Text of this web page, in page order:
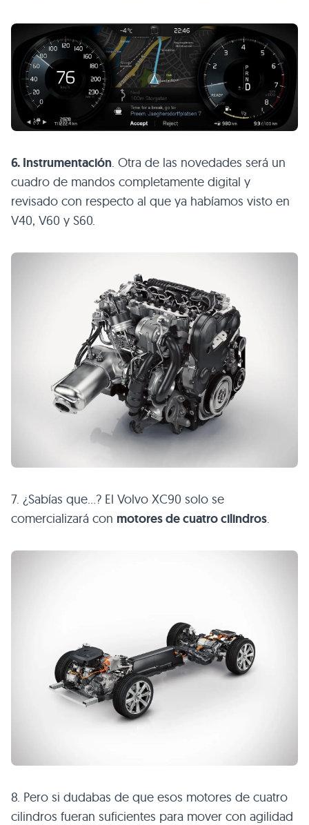
6. Instrumentación. Otra de las novedades será un
cuadro de mandos completamente digital y
revisado con respecto al que ya habíamos visto en
V40, V60 y S60.
7. ¿Sabías que…? El Volvo XC90 solo se
comercializará con motores de cuatro cilindros.
8. Pero si dudabas de que esos motores de cuatro
cilindros fueran suficientes para mover con agilidad